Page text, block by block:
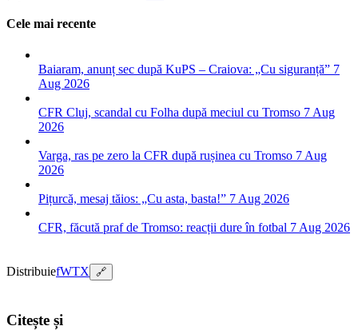
Cele mai recente
Baiaram, anunț sec după KuPS – Craiova: „Cu siguranță” 7
Aug 2026
CFR Cluj, scandal cu Folha după meciul cu Tromso 7 Aug
2026
Varga, ras pe zero la CFR după rușinea cu Tromso 7 Aug
2026
Pițurcă, mesaj tăios: „Cu asta, basta!” 7 Aug 2026
CFR, făcută praf de Tromso: reacții dure în fotbal 7 Aug 2026
DistribuiefWTX 🔗
Citește și